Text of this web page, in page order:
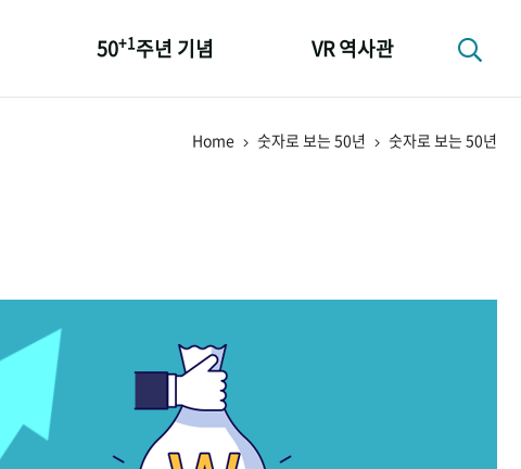
50+1주년 기념 VR 역사관
Home 숫자로 보는 50년 숫자로 보는 50년